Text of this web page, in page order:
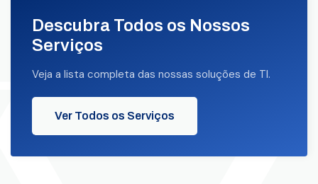
Descubra Todos os Nossos
Serviços
Veja a lista completa das nossas soluções de TI.
Ver Todos os Serviços